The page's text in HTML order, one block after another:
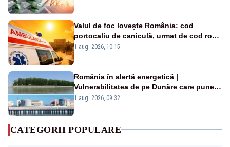
Valul de foc lovește România: cod
portocaliu de caniculă, urmat de cod roșu
duminică. Temperaturile urcă spre 40°C
1 aug. 2026, 10:15
România în alertă energetică |
Vulnerabilitatea de pe Dunăre care pune
în pericol Centrala Cernavodă era
1 aug. 2026, 09:32
CATEGORII POPULARE